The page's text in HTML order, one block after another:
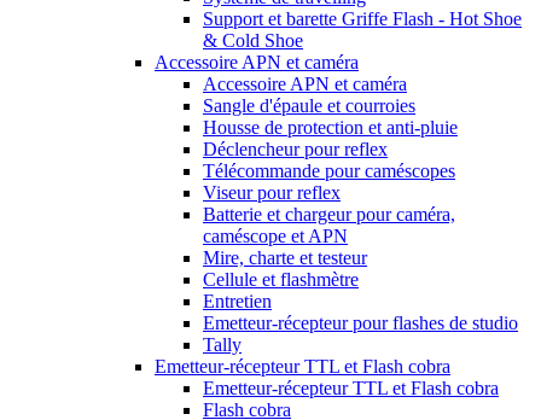
Support et barette Griffe Flash - Hot Shoe
& Cold Shoe
Accessoire APN et caméra
Accessoire APN et caméra
Sangle d'épaule et courroies
Housse de protection et anti-pluie
Déclencheur pour reflex
Télécommande pour caméscopes
Viseur pour reflex
Batterie et chargeur pour caméra,
caméscope et APN
Mire, charte et testeur
Cellule et flashmètre
Entretien
Emetteur-récepteur pour flashes de studio
Tally
Emetteur-récepteur TTL et Flash cobra
Emetteur-récepteur TTL et Flash cobra
Flash cobra